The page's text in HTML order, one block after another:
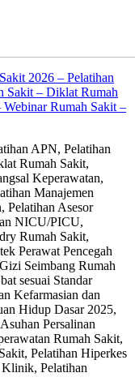
2026 – Pelatihan
Sakit – Diklat Rumah
Rumah Sakit –
APN, Pelatihan
Rumah Sakit,
Keperawatan,
Manajemen
Pelatihan Asesor
NICU/PICU,
Rumah Sakit,
Perawat Pencegah
Seimbang Rumah
sesuai Standar
Kefarmasian dan
Hidup Dasar 2025,
Persalinan
Rumah Sakit,
Pelatihan Hiperkes
Klinik, Pelatihan